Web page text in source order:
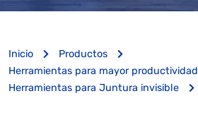
Inicio
Productos
Herramientas para mayor productividad
Herramientas para Juntura invisible